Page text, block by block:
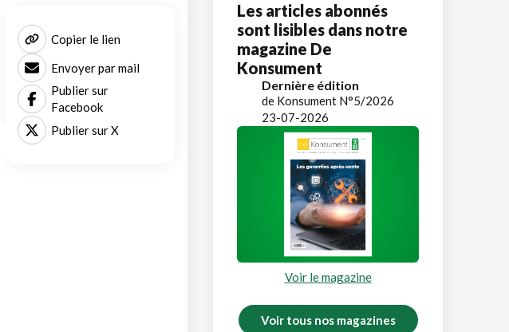
Copier le lien
Envoyer par mail
Publier sur
Facebook
Publier sur X
Les articles abonnés
sont lisibles dans notre
magazine De
Konsument
Dernière édition
de Konsument N°5/2026
23-07-2026
Voir le magazine
Voir tous nos magazines